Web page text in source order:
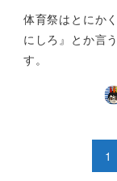
体育祭はとにか
にしろ』とか言
す。
1